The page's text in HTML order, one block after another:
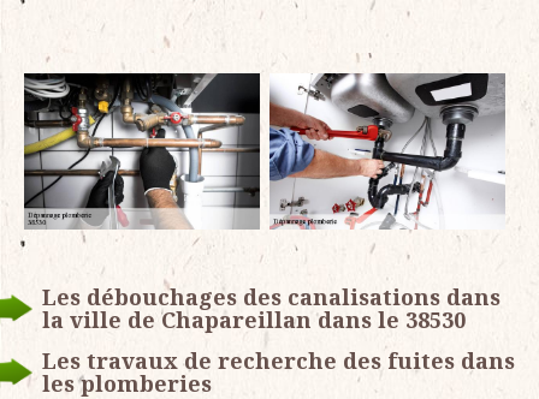
Les débouchages des canalisations dans
la ville de Chapareillan dans le 38530
Les travaux de recherche des fuites dans
les plomberies